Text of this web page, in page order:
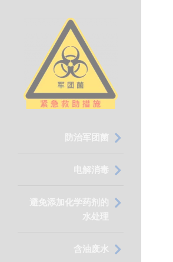
防治军团菌
电解消毒
避免添加化学药剂的
水处理
含油废水